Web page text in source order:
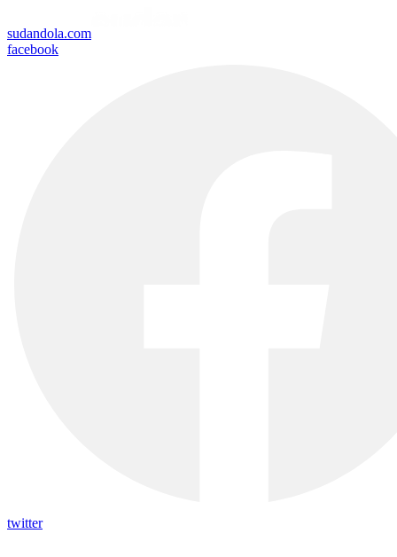
sudandola.com
facebook
twitter